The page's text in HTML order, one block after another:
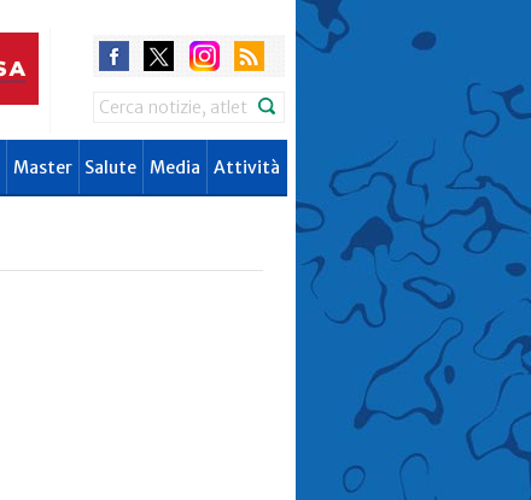
Search
Master Salute Media Attività